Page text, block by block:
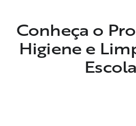
Conheça o
Higiene e